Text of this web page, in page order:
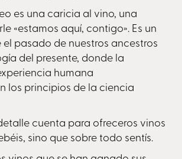
es una caricia al vino, una
«estamos aquí, contigo». Es un
pasado de nuestros ancestros
del presente, donde la
humana
los principios de la ciencia
cuenta para ofreceros vinos
sino que sobre todo sentís.